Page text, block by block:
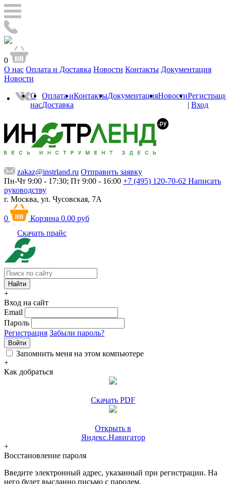
0
О нас Оплата и Доставка Новости Контакты Документация
Новости
О
нас
Оплата и
Доставка
КонтактыДокументацияНовости
| Вход
zakaz@instrland.ru Отправить заявку
Пн-Чт 9:00 - 17:30; Пт 9:00 - 16:00 +7 (495) 120-70-62 Написать
руководству
г. Москва, ул. Чусовская, 7А
0 Корзина 0.00 руб
Скачать прайс
+
Вход на сайт
Email
Пароль
Регистрация Забыли пароль?
Войти
Запомнить меня на этом компьютере
+
Как добраться
Скачать PDF
Открыть в
Яндекс.Навигатор
+
Восстановление пароля
Введите электронный адрес, указанный при регистрации. На
него будет высланно письмо с паролем.